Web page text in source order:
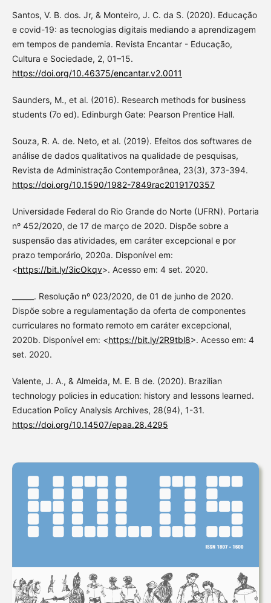
Santos, V. B. dos. Jr, & Monteiro, J. C. da S. (2020). Educação
e covid-19: as tecnologias digitais mediando a aprendizagem
em tempos de pandemia. Revista Encantar - Educação,
Cultura e Sociedade, 2, 01–15.
https://doi.org/10.46375/encantar.v2.0011
Saunders, M., et al. (2016). Research methods for business
students (7o ed). Edinburgh Gate: Pearson Prentice Hall.
Souza, R. A. de. Neto, et al. (2019). Efeitos dos softwares de
análise de dados qualitativos na qualidade de pesquisas,
Revista de Administração Contemporânea, 23(3), 373-394.
https://doi.org/10.1590/1982-7849rac2019170357
Universidade Federal do Rio Grande do Norte (UFRN). Portaria
nº 452/2020, de 17 de março de 2020. Dispõe sobre a
suspensão das atividades, em caráter excepcional e por
prazo temporário, 2020a. Disponível em:
<https://bit.ly/3icOkqv>. Acesso em: 4 set. 2020.
______. Resolução nº 023/2020, de 01 de junho de 2020.
Dispõe sobre a regulamentação da oferta de componentes
curriculares no formato remoto em caráter excepcional,
2020b. Disponível em: <https://bit.ly/2R9tbl8>. Acesso em: 4
set. 2020.
Valente, J. A., & Almeida, M. E. B de. (2020). Brazilian
technology policies in education: history and lessons learned.
Education Policy Analysis Archives, 28(94), 1-31.
https://doi.org/10.14507/epaa.28.4295